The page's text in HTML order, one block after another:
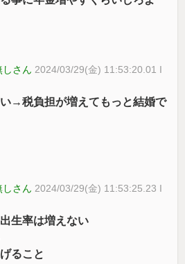
しさん 2024/03/29(金) 11:53:20.01 I
→税負担が増えてもっと結婚で
しさん 2024/03/29(金) 11:53:25.23 I
生率は増えない
ること